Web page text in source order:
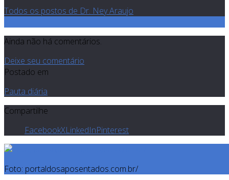
Todos os postos de Dr. Ney Araujo
Ainda não há comentários.
Deixe seu comentário
Postado em
Pauta diária
Compartilhe
FacebookXLinkedInPinterest
Foto: portaldosaposentados.com.br/